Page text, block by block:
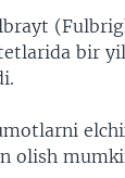
bir
olish